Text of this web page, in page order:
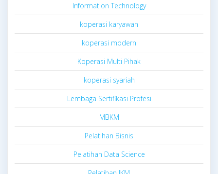
Information Technology
koperasi karyawan
koperasi modern
Koperasi Multi Pihak
koperasi syariah
Lembaga Sertifikasi Profesi
MBKM
Pelatihan Bisnis
Pelatihan Data Science